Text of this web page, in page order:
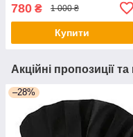
780 ₴ 1 000 ₴
Купити
Акційні пропозиції
–28%